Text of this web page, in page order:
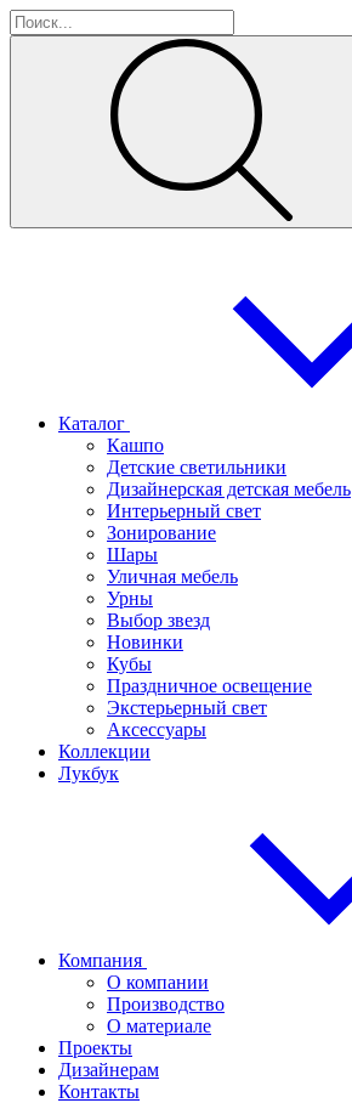
Каталог
Кашпо
Детские светильники
Дизайнерская детская мебель
Интерьерный свет
Зонирование
Шары
Уличная мебель
Урны
Выбор звезд
Новинки
Кубы
Праздничное освещение
Экстерьерный свет
Аксессуары
Коллекции
Лукбук
Компания
О компании
Производство
О материале
Проекты
Дизайнерам
Контакты